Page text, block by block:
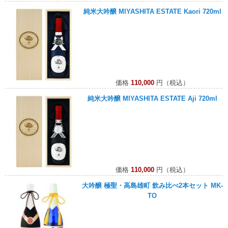
純米大吟醸 MIYASHITA ESTATE Kaori 720ml
価格 110,000円（税込）
純米大吟醸 MIYASHITA ESTATE Aji 720ml
価格 110,000円（税込）
大吟醸 極聖・高島雄町 飲み比べ2本セット MK-
TO